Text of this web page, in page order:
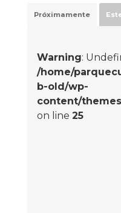
Próximamente
Warning:
/home/
b-old/wp-
content/
on line 25